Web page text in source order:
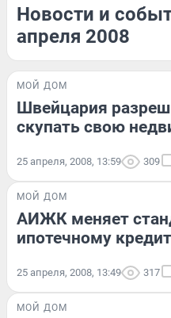
Новости и
апреля 2008
МОЙ ДОМ
Швейцария
скупать свою
25 апреля, 2008, 13:59 309
МОЙ ДОМ
АИЖК меняет
ипотечному
25 апреля, 2008, 13:49 317
МОЙ ДОМ